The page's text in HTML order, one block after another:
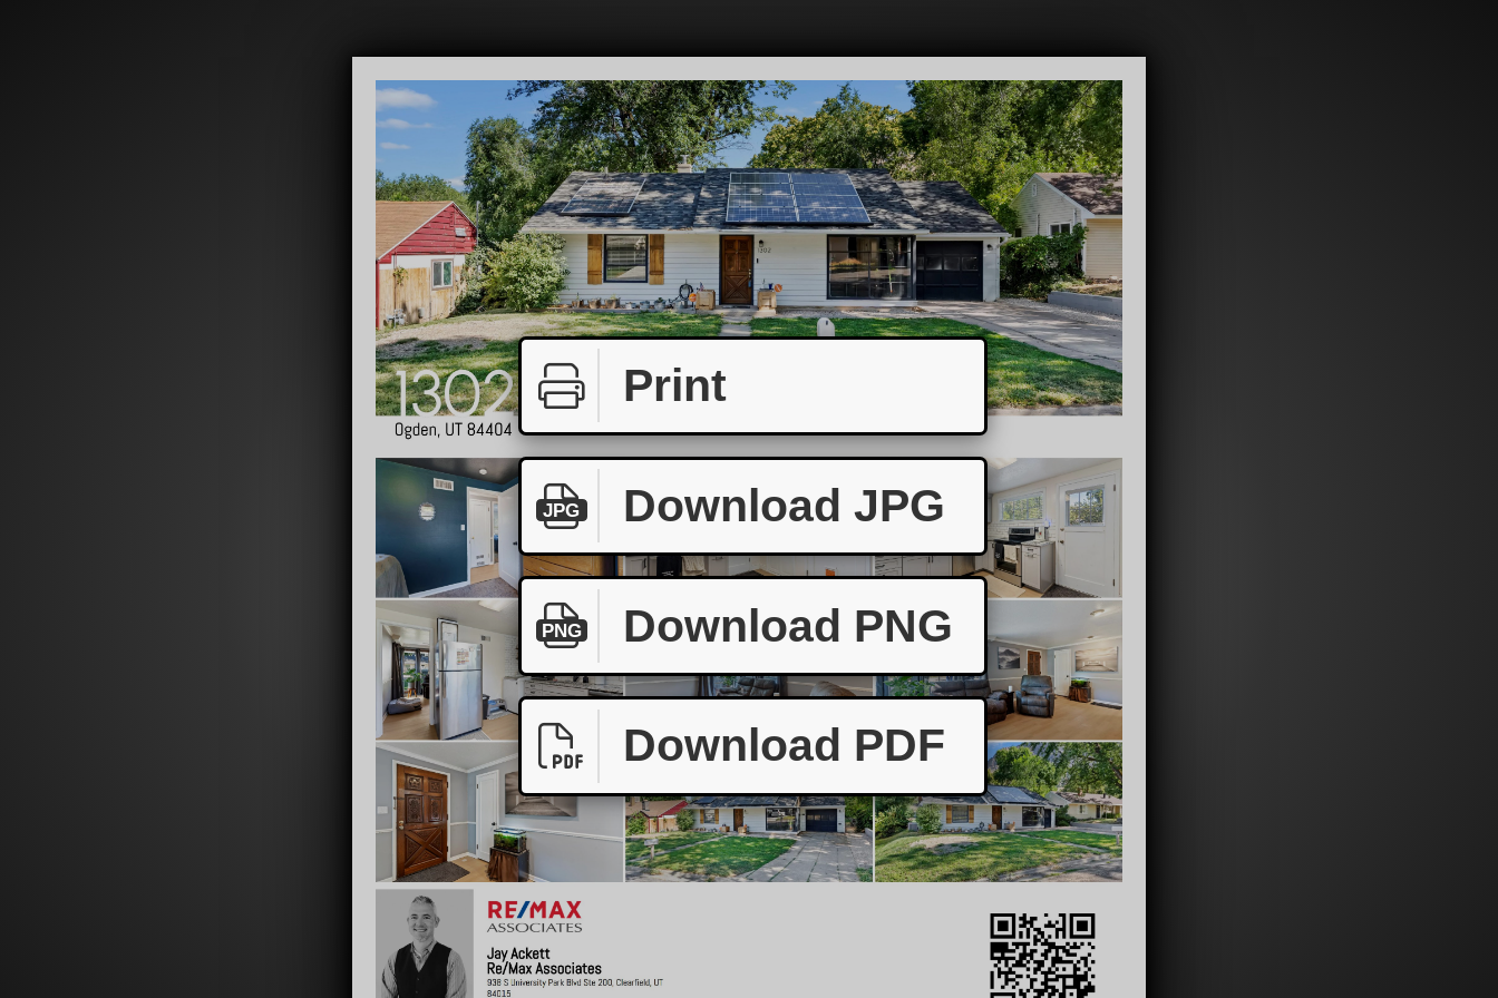
Print
JPG Download JPG
PNG Download PNG
Download PDF